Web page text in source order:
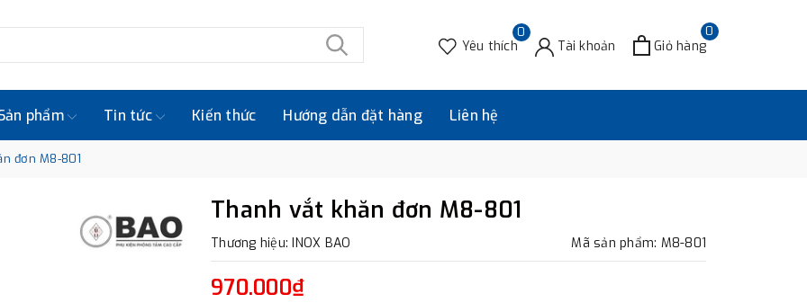
0
Yêu thích Tài khoản
0
Giỏ hàng
phẩm Tin tức Kiến thức Hướng dẫn đặt hàng Liên hệ
đơn M8-801
Thanh vắt khăn đơn M8-801
Thương hiệu: INOX BAO Mã sản phẩm: M8-801
970.000₫